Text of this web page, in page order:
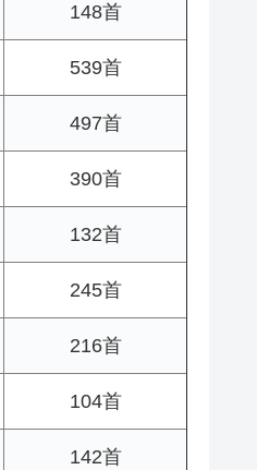
148首
539首
497首
390首
132首
245首
216首
104首
142首